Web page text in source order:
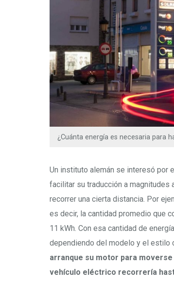
¿Cuánta energía es necesaria para
Un instituto alemán se interesó por
facilitar su traducción a magnitudes
recorrer una cierta distancia. Por
es decir, la cantidad promedio que
11 kWh. Con esa cantidad de
dependiendo del modelo y el estilo
arranque su motor para
vehículo eléctrico recorrería